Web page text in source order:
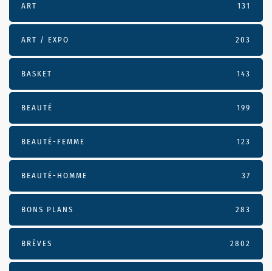
ART 131
ART / EXPO 203
BASKET 143
BEAUTÉ 199
BEAUTÉ-FEMME 123
BEAUTÉ-HOMME 37
BONS PLANS 283
BRÈVES 2802